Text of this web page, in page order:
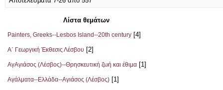
Λίστα θεμάτων
Painters, Greeks--Lesbos Island--20th century [4]
Α΄ Γεωργική Έκθεσις Λέσβου [2]
ΑγΑγιάσος (Λέσβος)--Θρησκευτική ζωή και έθιμα [1]
Αγάλματα--Ελλάδα--Αγιάσος (Λέσβος) [1]